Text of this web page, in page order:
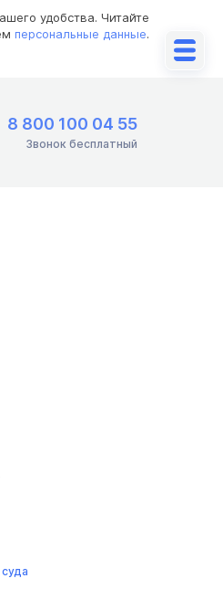
удобства. Читайте
персональные данные.
8 800 100 04 55
Звонок бесплатный